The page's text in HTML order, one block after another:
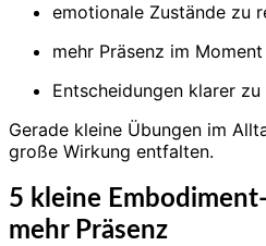
emotionale Zustände zu
mehr Präsenz im
Entscheidungen klarer
Gerade kleine Übungen im
große Wirkung entfalten.
5 kleine
mehr Präsenz